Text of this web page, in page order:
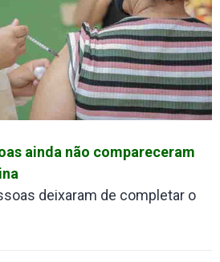
ainda não compareceram
deixaram de completar o